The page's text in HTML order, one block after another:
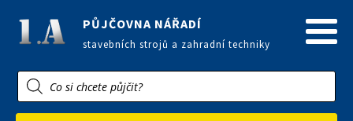
PŮJČOVNA NÁŘADÍ
stavebních strojů a zahradní techniky
Products
search